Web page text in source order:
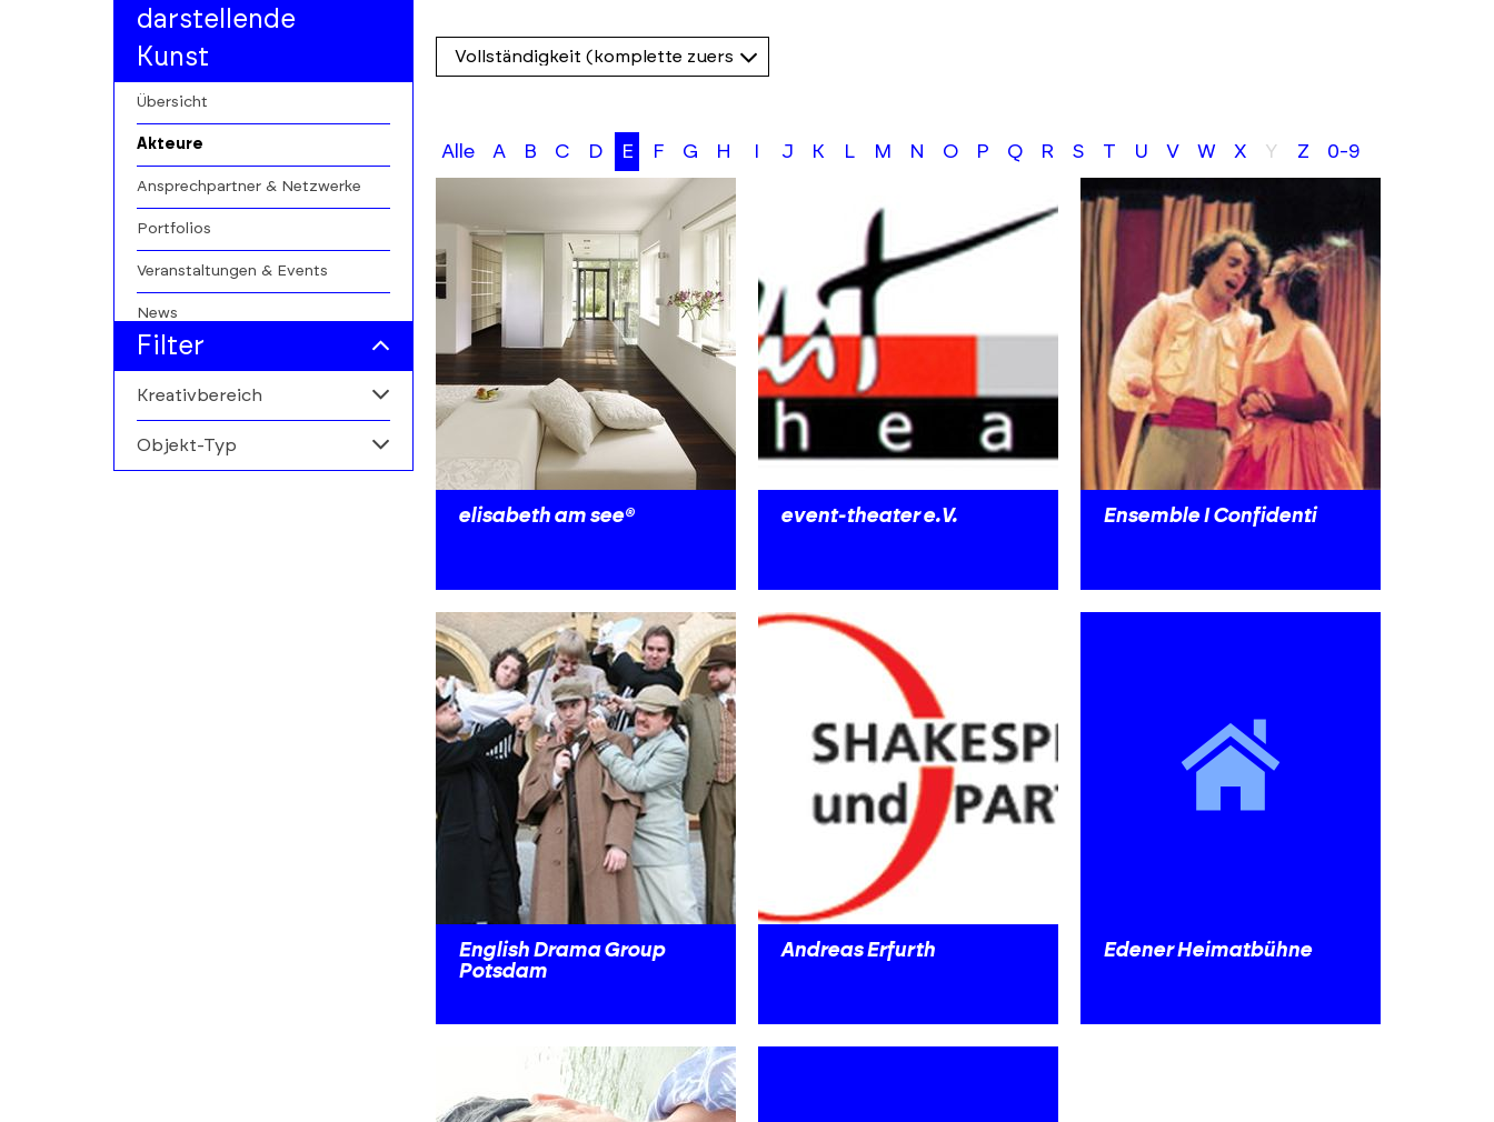
main
results
darstellende
Kunst
Übersicht
Akteure
Ansprechpartner & Netzwerke
Portfolios
Veranstaltungen & Events
News
Filter
Kreativbereich
Alle
Objekt-Typ
Skip
A-
Alle A B C D E F G H J K L M N O P Q R S T U V W X Y Z 0-9
elisabeth am see® event-theater e.V. Ensemble I Confidenti
English Drama Group
Potsdam
Andreas Erfurth Edener Heimatbühne